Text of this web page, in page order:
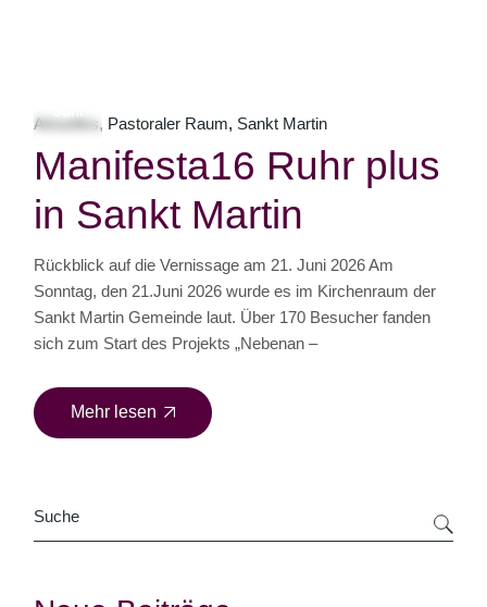
Aktuelles Pastoraler Raum Sankt Martin
Manifesta16 Ruhr plus
in Sankt Martin
Rückblick auf die Vernissage am 21. Juni 2026 Am
Sonntag, den 21.Juni 2026 wurde es im Kirchenraum der
Sankt Martin Gemeinde laut. Über 170 Besucher fanden
sich zum Start des Projekts „Nebenan –
Mehr lesen